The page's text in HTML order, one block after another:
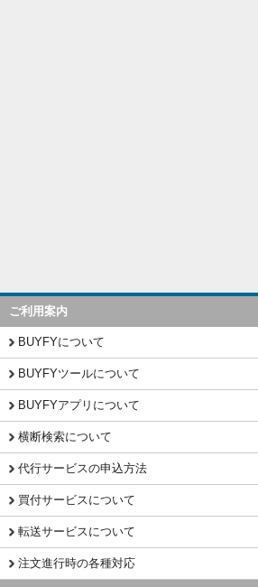
ご利用案内
BUYFYについて
BUYFYツールについて
BUYFYアプリについて
横断検索について
代行サービスの申込方法
買付サービスについて
転送サービスについて
注文進行時の各種対応